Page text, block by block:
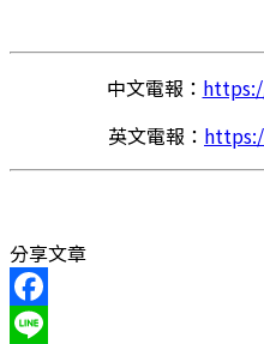
中文電報：
英文電報：
分享文章
Facebook